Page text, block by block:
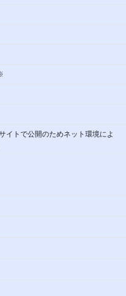
イトで公開のためネット環境によ